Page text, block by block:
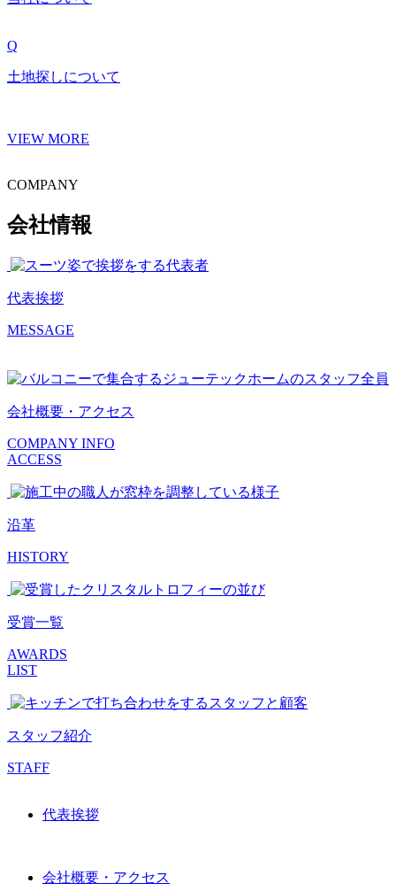
Q
土地探しについて
VIEW MORE
COMPANY
会社情報
代表挨拶
MESSAGE
会社概要・アクセス
COMPANY INFO
ACCESS
沿革
HISTORY
受賞一覧
AWARDS
LIST
スタッフ紹介
STAFF
代表挨拶
会社概要・アクセス